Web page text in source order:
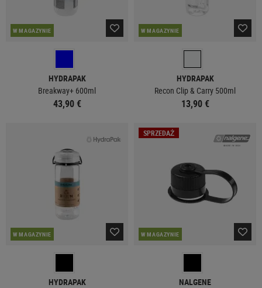
W MAGAZYNIE
HYDRAPAK
Breakway+ 600ml
43,90 €
W MAGAZYNIE
HYDRAPAK
Recon Clip & Carry 500ml
13,90 €
W MAGAZYNIE
HYDRAPAK
SPRZEDAŻ
W MAGAZYNIE
NALGENE